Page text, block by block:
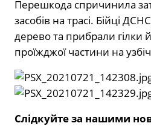
Перешкода спричинила
засобів на трасі. Бійці
дерево та прибрали гілки
проїжджої частини на
Слідкуйте за нашими